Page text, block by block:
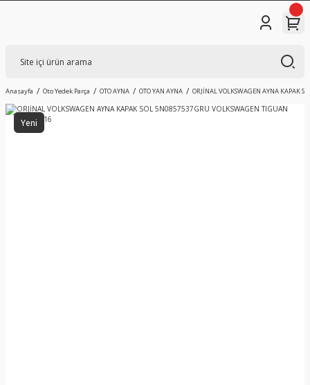
Anasayfa Oto Yedek Parça OTO AYNA OTO YAN AYNA ORJİNAL VOLKSWAGEN AYNA KAPAK
Yeni